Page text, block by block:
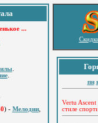
...
.
) - Мелодии,
пн
Vertu
стиле